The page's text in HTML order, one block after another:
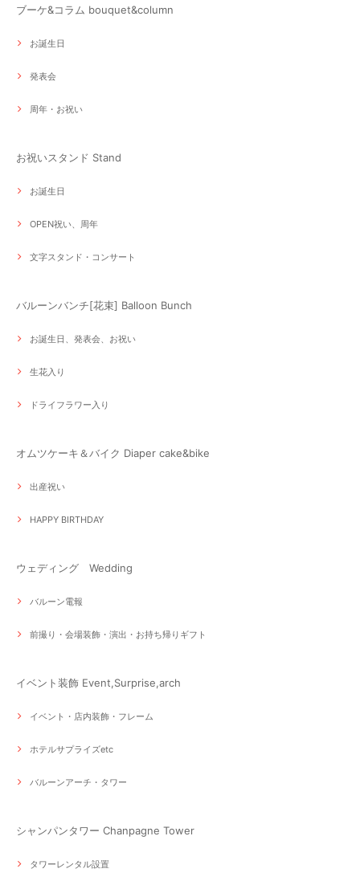
ブーケ&コラム bouquet&column
お誕生日
発表会
周年・お祝い
お祝いスタンド Stand
お誕生日
OPEN祝い、周年
文字スタンド・コンサート
バルーンバンチ[花束] Balloon Bunch
お誕生日、発表会、お祝い
生花入り
ドライフラワー入り
オムツケーキ＆バイク Diaper cake&bike
出産祝い
HAPPY BIRTHDAY
ウェディング Wedding
バルーン電報
前撮り・会場装飾・演出・お持ち帰りギフト
イベント装飾 Event,Surprise,arch
イベント・店内装飾・フレーム
ホテルサプライズetc
バルーンアーチ・タワー
シャンパンタワー Chanpagne Tower
タワーレンタル設置